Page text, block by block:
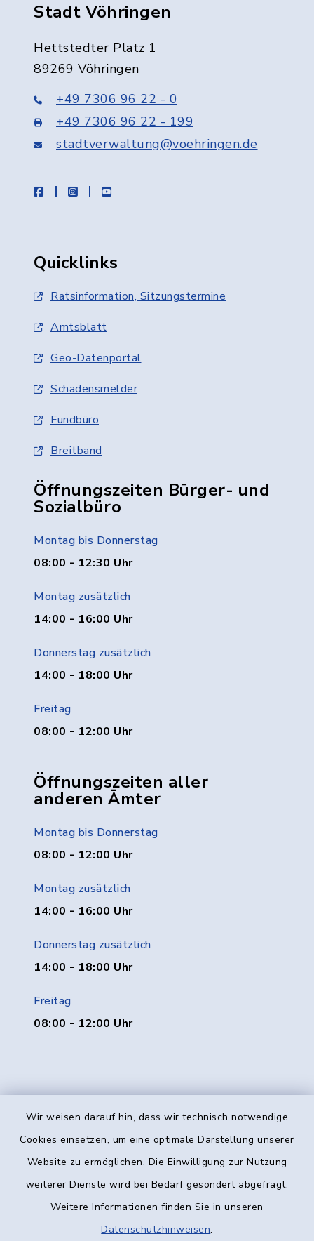
Wir weisen darauf hin, dass wir technisch notwendige
Cookies einsetzen, um eine optimale Darstellung unserer
Website zu ermöglichen. Die Einwilligung zur Nutzung
weiterer Dienste wird bei Bedarf gesondert abgefragt.
Weitere Informationen finden Sie in unseren
Datenschutzhinweisen.
Stadt Vöhringen
Hettstedter Platz 1
89269 Vöhringen
+49 7306 96 22 - 0
+49 7306 96 22 - 199
stadtverwaltung@voehringen.de
facebookinstagramyoutube
Quicklinks
Ratsinformation, Sitzungstermine
Amtsblatt
Geo-Datenportal
Schadensmelder
Fundbüro
Breitband
Öffnungszeiten Bürger- und
Sozialbüro
Montag bis Donnerstag
08:00 - 12:30 Uhr
Montag zusätzlich
14:00 - 16:00 Uhr
Donnerstag zusätzlich
14:00 - 18:00 Uhr
Freitag
08:00 - 12:00 Uhr
Öffnungszeiten aller
anderen Ämter
Montag bis Donnerstag
08:00 - 12:00 Uhr
Montag zusätzlich
14:00 - 16:00 Uhr
Donnerstag zusätzlich
14:00 - 18:00 Uhr
Freitag
08:00 - 12:00 Uhr
Kontakt
Datenschutz